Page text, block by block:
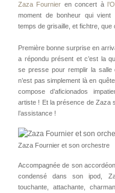
Zaza Fournier en concert à
moment de bonheur qui vient
temps de grisaille, et fichtre, que
Première bonne surprise en
a répondu présent et c’est la
se presse pour remplir la salle
n’est pas simplement là en
compose d’aficionados
artiste ! Et la présence de Zaza
l’assistance !
Zaza Fournier et son orchestre
Accompagnée de son
condensé dans son ipod,
touchante, attachante,